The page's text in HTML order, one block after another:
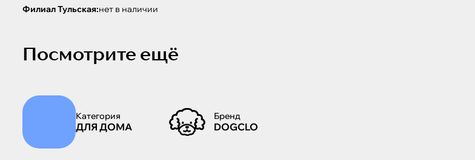
Филиал Тульская:нет в наличии
Посмотрите ещё
Категория
ДЛЯ ДОМА
Бренд
DOGCLO